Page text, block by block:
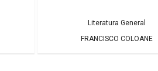
Literatura General
FRANCISCO COLOANE